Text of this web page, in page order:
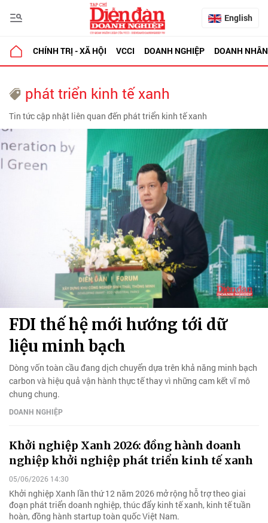
English
CHÍNH TRỊ - XÃ HỘI VCCI DOANH NGHIỆP DOANH NHÂN
phát triển kinh tế xanh
Tin tức cập nhật liên quan đến phát triển kinh tế xanh
FDI thế hệ mới hướng tới dữ
liệu minh bạch
Dòng vốn toàn cầu đang dịch chuyển dựa trên khả năng minh bạch
carbon và hiệu quả vận hành thực tế thay vì những cam kết vĩ mô
chung chung.
DOANH NGHIỆP
Khởi nghiệp Xanh 2026: đồng hành doanh
nghiệp khởi nghiệp phát triển kinh tế xanh
05/06/2026 14:30
Khởi nghiệp Xanh lần thứ 12 năm 2026 mở rộng hỗ trợ theo giai
đoạn phát triển doanh nghiệp, thúc đẩy kinh tế xanh, kinh tế tuần
hoàn, đồng hành startup toàn quốc Việt Nam.